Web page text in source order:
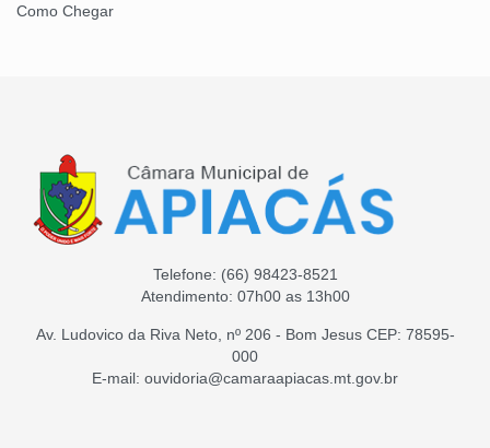
Como Chegar
Telefone: (66) 98423-8521
Atendimento: 07h00 as 13h00
Av. Ludovico da Riva Neto, nº 206 - Bom Jesus CEP: 78595-
000
E-mail: ouvidoria@camaraapiacas.mt.gov.br